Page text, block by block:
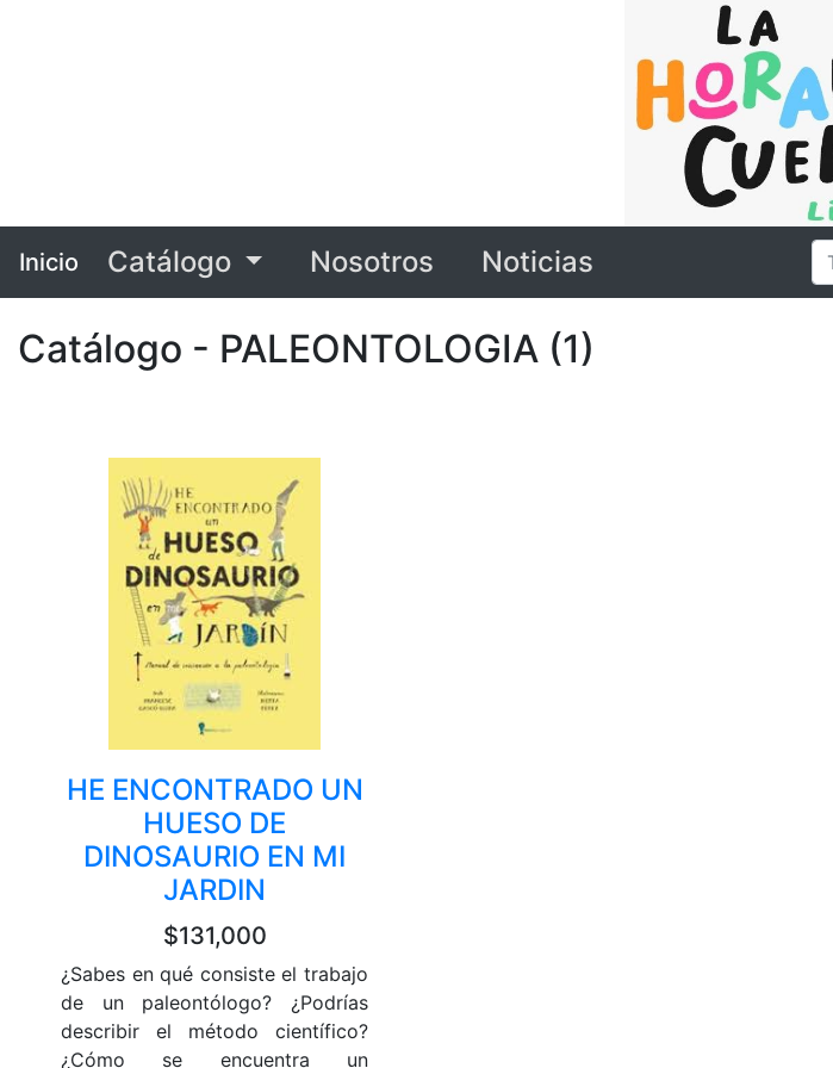
Inicio Catálogo Nosotros Noticias
Catálogo - PALEONTOLOGIA (1)
HE ENCONTRADO UN
HUESO DE
DINOSAURIO EN MI
JARDIN
$131,000
¿Sabes en qué consiste el trabajo
de un paleontólogo? ¿Podrías
describir el método científico?
¿Cómo se encuentra un